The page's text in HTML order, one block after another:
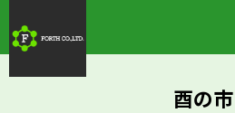
酉の市